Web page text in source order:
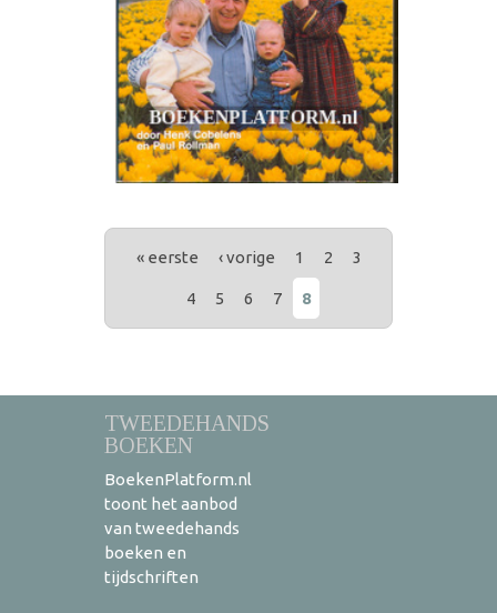
PAGINA'S
« eerste ‹ vorige 1 2 3
4 5 6 7 8
TWEEDEHANDS
BOEKEN
BoekenPlatform.nl
toont het aanbod
van tweedehands
boeken en
tijdschriften